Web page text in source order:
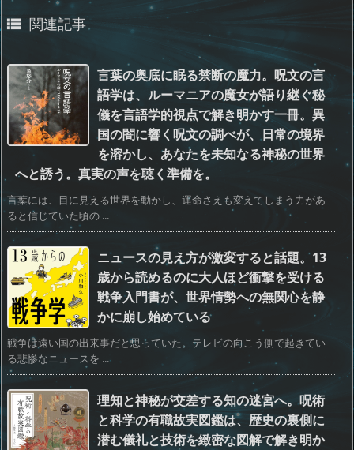
 関連記事
言葉の奥底に眠る禁断の魔力。呪文の言
語学は、ルーマニアの魔女が語り継ぐ秘
儀を言語学的視点で解き明かす一冊。異
国の闇に響く呪文の調べが、日常の境界
を溶かし、あなたを未知なる神秘の世界
へと誘う。真実の声を聴く準備を。
言葉には、目に見える世界を動かし、運命さえも変えてしまう力があ
ると信じていた頃の ...
ニュースの見え方が激変すると話題。13
歳から読めるのに大人ほど衝撃を受ける
戦争入門書が、世界情勢への無関心を静
かに崩し始めている
戦争は遠い国の出来事だと思っていた。テレビの向こう側で起きてい
る悲惨なニュースを ...
理知と神秘が交差する知の迷宮へ。呪術
と科学の有職故実図鑑は、歴史の裏側に
潜む儀礼と技術を緻密な図解で解き明か